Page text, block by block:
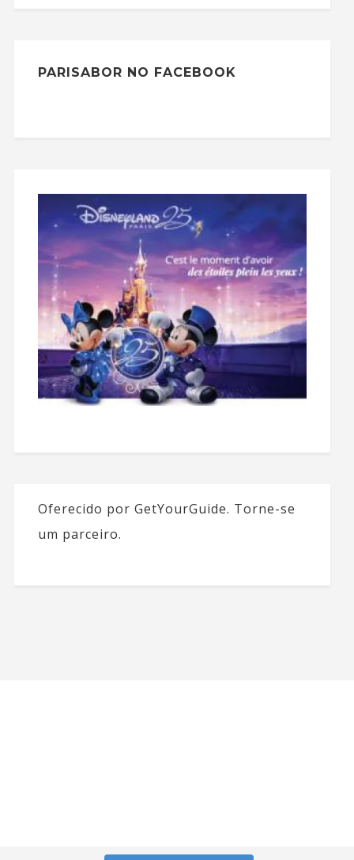
PARISABOR NO FACEBOOK
Oferecido por GetYourGuide. Torne-se
um parceiro.